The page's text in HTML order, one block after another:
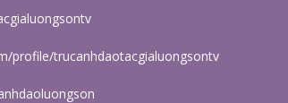
profile/trucanhdaotacgialuongsontv